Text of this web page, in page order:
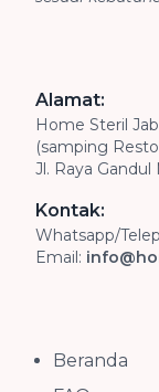
Alamat:
Home Steril
(samping
Jl. Raya Gandul
Kontak:
Whatsapp/
Email:
Beranda